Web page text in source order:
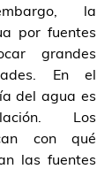
la
por fuentes
grandes
En el
del agua es
Los
con qué
las fuentes